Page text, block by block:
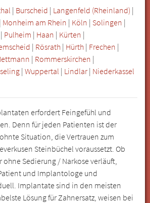
| Burscheid | Langenfeld (Rheinland) |
Monheim am Rhein | Köln | Solingen |
| Pulheim | Haan | Kürten |
| Rösrath | Hürth | Frechen |
| Rommerskirchen |
| Wuppertal | Lindlar | Niederkassel
erfordert Feingefühl und
Denn für jeden Patienten ist der
Situation, die Vertrauen zum
Steinbüchel voraussetzt. Ob
Sedierung / Narkose verläuft,
und Implantologe und
Implantate sind in den meisten
Lösung für Zahnersatz, weisen bei